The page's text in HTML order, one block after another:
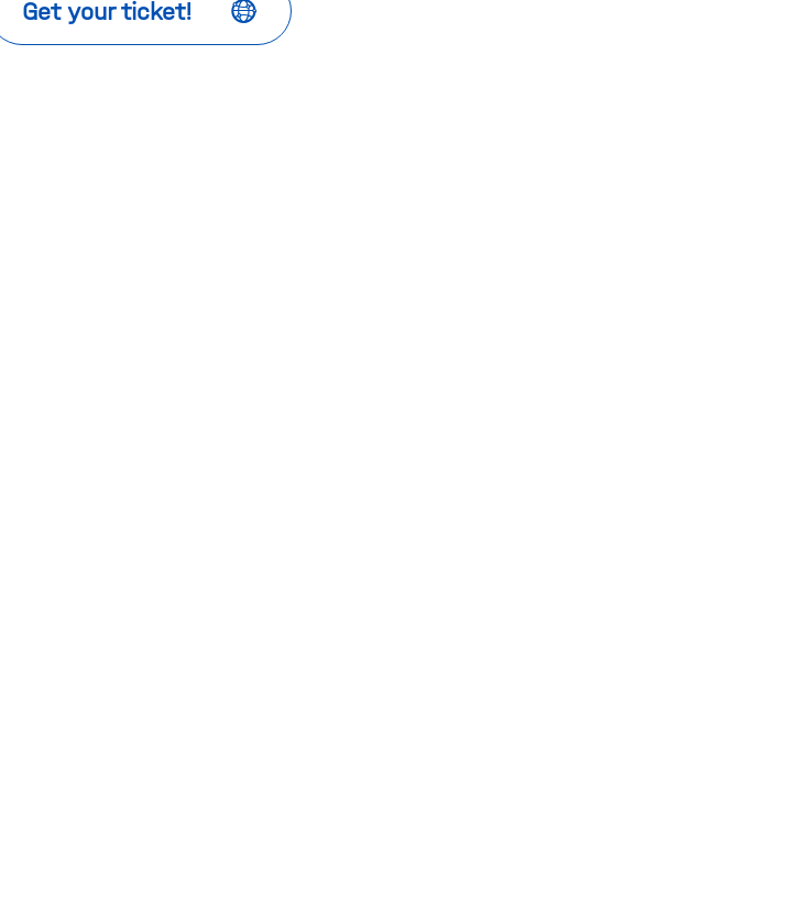
Get your ticket!